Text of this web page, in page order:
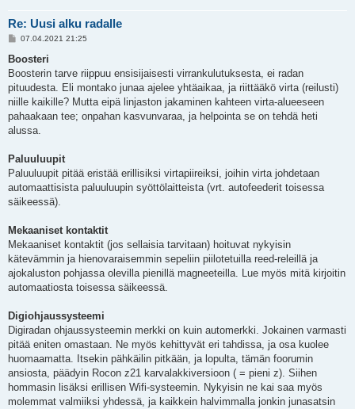
Re: Uusi alku radalle
V
e
t
i
07.04.2021 21:25
Boosteri
Boosterin tarve riippuu ensisijaisesti virrankulutuksesta, ei radan
pituudesta. Eli montako junaa ajelee yhtäaikaa, ja riittääkö virta (reilusti)
niille kaikille? Mutta eipä linjaston jakaminen kahteen virta-alueeseen
pahaakaan tee; onpahan kasvunvaraa, ja helpointa se on tehdä heti
alussa.
Paluuluupit
Paluuluupit pitää eristää erillisiksi virtapiireiksi, joihin virta johdetaan
automaattisista paluuluupin syöttölaitteista (vrt. autofeederit toisessa
säikeessä).
Mekaaniset kontaktit
Mekaaniset kontaktit (jos sellaisia tarvitaan) hoituvat nykyisin
kätevämmin ja hienovaraisemmin sepeliin piilotetuilla reed-releillä ja
ajokaluston pohjassa olevilla pienillä magneeteilla. Lue myös mitä kirjoitin
automaatiosta toisessa säikeessä.
Digiohjaussysteemi
Digiradan ohjaussysteemin merkki on kuin automerkki. Jokainen varmasti
pitää eniten omastaan. Ne myös kehittyvät eri tahdissa, ja osa kuolee
huomaamatta. Itsekin pähkäilin pitkään, ja lopulta, tämän foorumin
ansiosta, päädyin Rocon z21 karvalakkiversioon ( = pieni z). Siihen
hommasin lisäksi erillisen Wifi-systeemin. Nykyisin ne kai saa myös
molemmat valmiiksi yhdessä, ja kaikkein halvimmalla jonkin junasatsin